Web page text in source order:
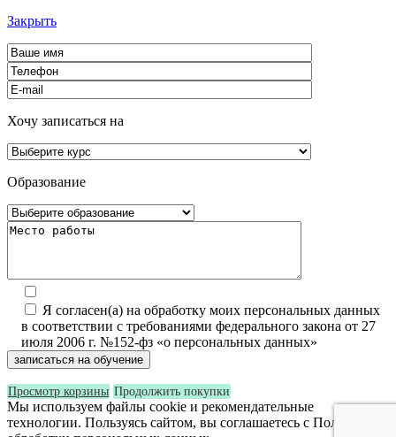
Закрыть
Хочу записаться на
Образование
Я согласен(а) на обработку моих персональных данных
в соответствии с требованиями федерального закона от 27
июля 2006 г. №152-фз «о персональных данных»
Просмотр корзины Продолжить покупки
Мы используем файлы cookie и рекомендательные
технологии. Пользуясь сайтом, вы соглашаетесь с Политикой